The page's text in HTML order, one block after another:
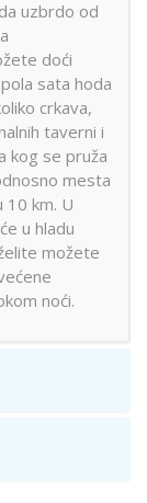
uzbrdo od
doći
sata hoda
crkava,
taverni i
kog se pruža
mesta
10 km. U
u hladu
možete
noći.